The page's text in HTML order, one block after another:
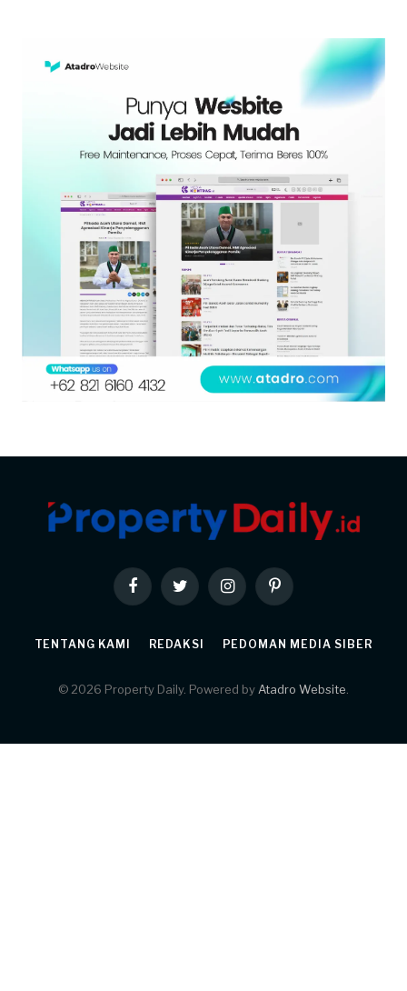
FacebookTwitter InstagramPinterest
TENTANG KAMI REDAKSI PEDOMAN MEDIA SIBER
© 2026 Property Daily. Powered by Atadro Website